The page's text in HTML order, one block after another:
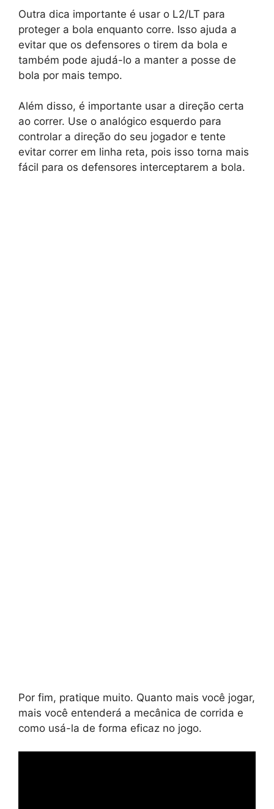
Outra dica importante é usar o L2/LT para
proteger a bola enquanto corre. Isso ajuda a
evitar que os defensores o tirem da bola e
também pode ajudá-lo a manter a posse de
bola por mais tempo.
Além disso, é importante usar a direção certa
ao correr. Use o analógico esquerdo para
controlar a direção do seu jogador e tente
evitar correr em linha reta, pois isso torna mais
fácil para os defensores interceptarem a bola.
Por fim, pratique muito. Quanto mais você jogar,
mais você entenderá a mecânica de corrida e
como usá-la de forma eficaz no jogo.